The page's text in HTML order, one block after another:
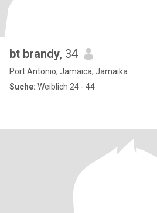
bt brandy, 34
Port Antonio, Jamaica, Jamaika
Suche: Weiblich 24 - 44